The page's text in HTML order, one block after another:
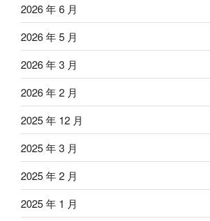
2026 年 6 月
2026 年 5 月
2026 年 3 月
2026 年 2 月
2025 年 12 月
2025 年 3 月
2025 年 2 月
2025 年 1 月